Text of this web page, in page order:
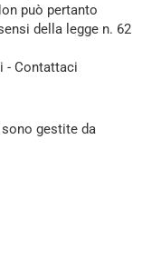
può pertanto
della legge n. 62
- Contattaci
gestite da